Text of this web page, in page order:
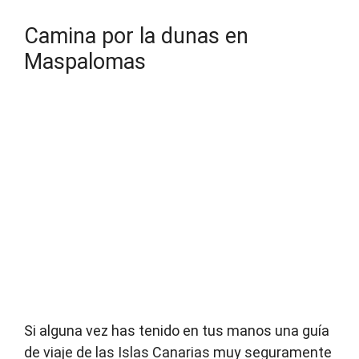
Camina por la dunas en
Maspalomas
Si alguna vez has tenido en tus manos una guía
de viaje de las Islas Canarias muy seguramente